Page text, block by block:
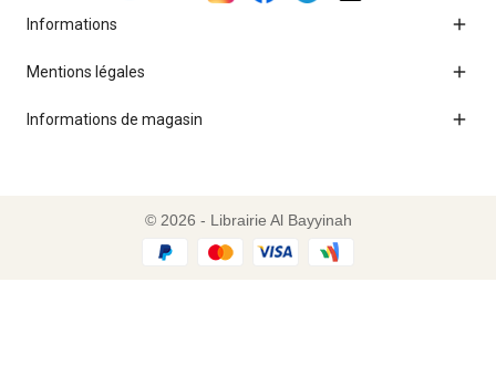
Informations 
Mentions légales 
Informations de magasin 
© 2026 - Librairie Al Bayyinah